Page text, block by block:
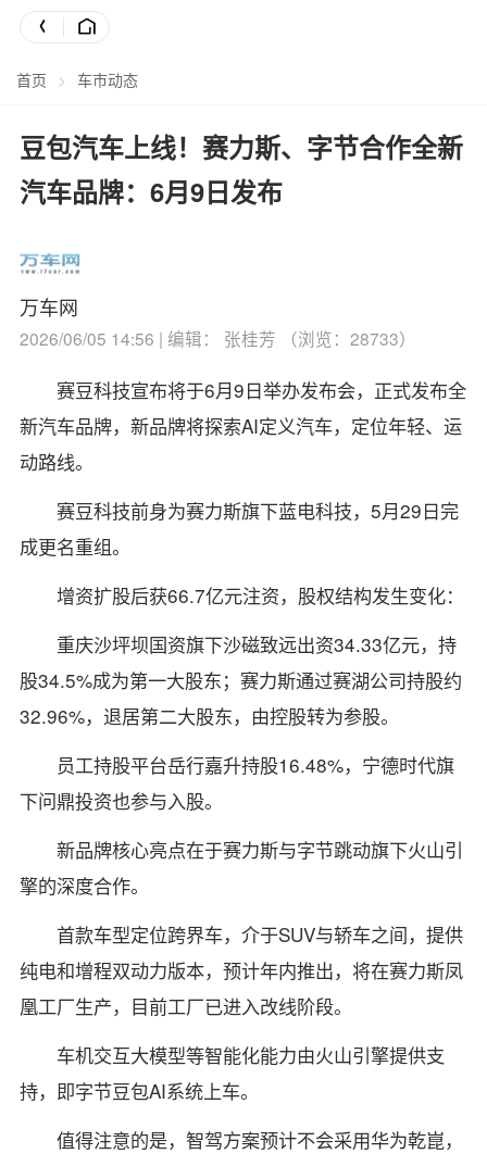
首页 > 车市动态
豆包汽车上线！赛力斯、字节合作全新
汽车品牌：6月9日发布
万车网
2026/06/05 14:56 | 编辑： 张桂芳 （浏览：28733）
赛豆科技宣布将于6月9日举办发布会，正式发布全
新汽车品牌，新品牌将探索AI定义汽车，定位年轻、运
动路线。
赛豆科技前身为赛力斯旗下蓝电科技，5月29日完
成更名重组。
增资扩股后获66.7亿元注资，股权结构发生变化：
重庆沙坪坝国资旗下沙磁致远出资34.33亿元，持
股34.5%成为第一大股东；赛力斯通过赛湖公司持股约
32.96%，退居第二大股东，由控股转为参股。
员工持股平台岳行嘉升持股16.48%，宁德时代旗
下问鼎投资也参与入股。
新品牌核心亮点在于赛力斯与字节跳动旗下火山引
擎的深度合作。
首款车型定位跨界车，介于SUV与轿车之间，提供
纯电和增程双动力版本，预计年内推出，将在赛力斯凤
凰工厂生产，目前工厂已进入改线阶段。
车机交互大模型等智能化能力由火山引擎提供支
持，即字节豆包AI系统上车。
值得注意的是，智驾方案预计不会采用华为乾崑，